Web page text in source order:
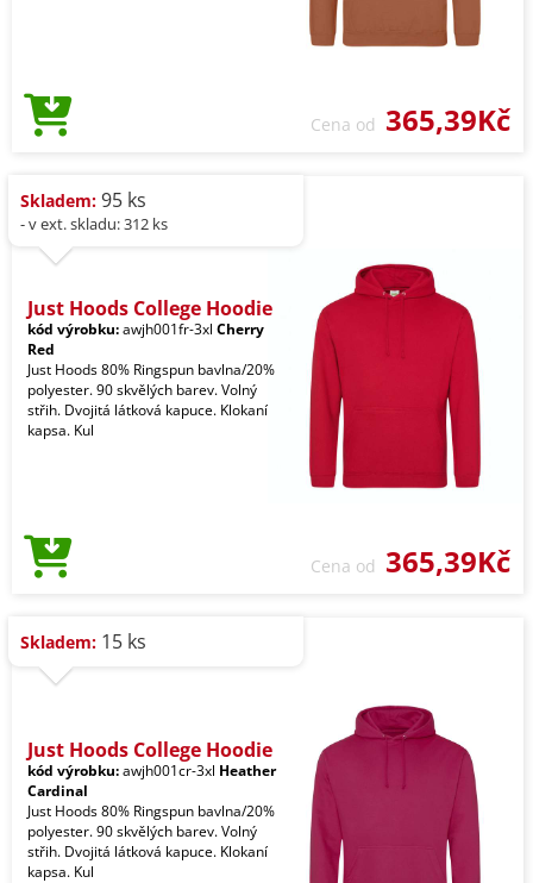
Cena od 365,39Kč
Skladem: 95 ks
- v ext. skladu: 312 ks
Just Hoods College Hoodie
kód výrobku:awjh001fr-3xl Cherry
Red
Just Hoods 80% Ringspun bavlna/20%
polyester. 90 skvělých barev. Volný
střih. Dvojitá látková kapuce. Klokaní
kapsa. Kul
Cena od 365,39Kč
Skladem: 15 ks
Just Hoods College Hoodie
kód výrobku:awjh001cr-3xl Heather
Cardinal
Just Hoods 80% Ringspun bavlna/20%
polyester. 90 skvělých barev. Volný
střih. Dvojitá látková kapuce. Klokaní
kapsa. Kul